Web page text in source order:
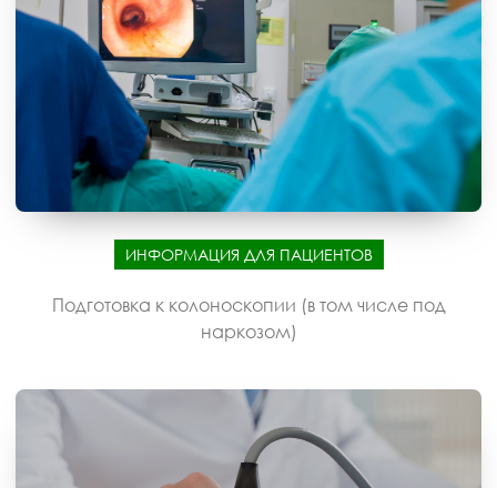
ИНФОРМАЦИЯ ДЛЯ ПАЦИЕНТОВ
Подготовка к колоноскопии (в том числе под
наркозом)